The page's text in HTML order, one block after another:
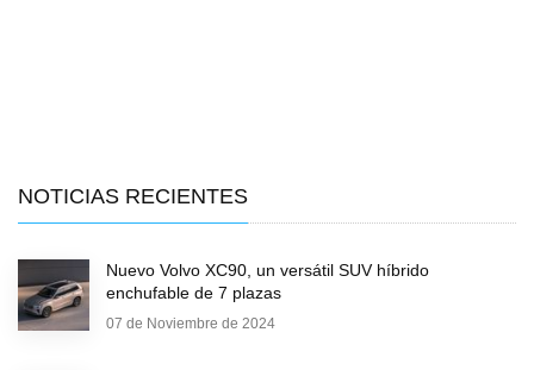
NOTICIAS RECIENTES
Nuevo Volvo XC90, un versátil SUV híbrido
enchufable de 7 plazas
07 de Noviembre de 2024